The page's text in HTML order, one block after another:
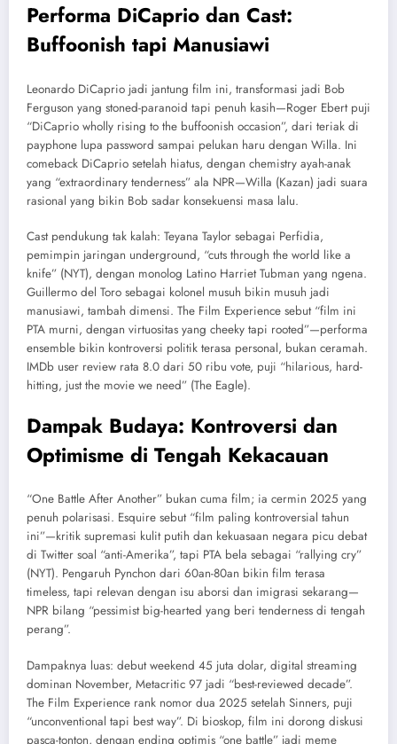
Performa DiCaprio dan Cast:
Buffoonish tapi Manusiawi
Leonardo DiCaprio jadi jantung film ini, transformasi jadi Bob
Ferguson yang stoned-paranoid tapi penuh kasih—Roger Ebert puji
“DiCaprio wholly rising to the buffoonish occasion”, dari teriak di
payphone lupa password sampai pelukan haru dengan Willa. Ini
comeback DiCaprio setelah hiatus, dengan chemistry ayah-anak
yang “extraordinary tenderness” ala NPR—Willa (Kazan) jadi suara
rasional yang bikin Bob sadar konsekuensi masa lalu.
Cast pendukung tak kalah: Teyana Taylor sebagai Perfidia,
pemimpin jaringan underground, “cuts through the world like a
knife” (NYT), dengan monolog Latino Harriet Tubman yang ngena.
Guillermo del Toro sebagai kolonel musuh bikin musuh jadi
manusiawi, tambah dimensi. The Film Experience sebut “film ini
PTA murni, dengan virtuositas yang cheeky tapi rooted”—performa
ensemble bikin kontroversi politik terasa personal, bukan ceramah.
IMDb user review rata 8.0 dari 50 ribu vote, puji “hilarious, hard-
hitting, just the movie we need” (The Eagle).
Dampak Budaya: Kontroversi dan
Optimisme di Tengah Kekacauan
“One Battle After Another” bukan cuma film; ia cermin 2025 yang
penuh polarisasi. Esquire sebut “film paling kontroversial tahun
ini”—kritik supremasi kulit putih dan kekuasaan negara picu debat
di Twitter soal “anti-Amerika”, tapi PTA bela sebagai “rallying cry”
(NYT). Pengaruh Pynchon dari 60an-80an bikin film terasa
timeless, tapi relevan dengan isu aborsi dan imigrasi sekarang—
NPR bilang “pessimist big-hearted yang beri tenderness di tengah
perang”.
Dampaknya luas: debut weekend 45 juta dolar, digital streaming
dominan November, Metacritic 97 jadi “best-reviewed decade”.
The Film Experience rank nomor dua 2025 setelah Sinners, puji
“unconventional tapi best way”. Di bioskop, film ini dorong diskusi
pasca-tonton, dengan ending optimis “one battle” jadi meme